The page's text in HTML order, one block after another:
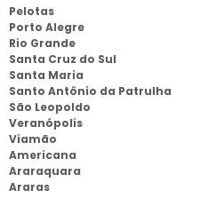
Pelotas
Porto Alegre
Rio Grande
Santa Cruz do Sul
Santa Maria
Santo Antônio da Patrulha
São Leopoldo
Veranópolis
Viamão
Americana
Araraquara
Araras